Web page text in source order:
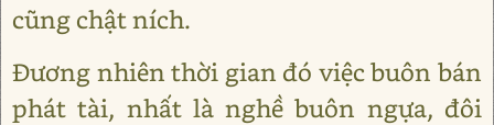
cũng chật ních.
Đương nhiên thời gian đó việc buôn bán
phát tài, nhất là nghề buôn ngựa, đôi